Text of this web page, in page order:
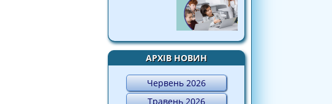
АРХІВ НОВИН
Червень 2026
Травень 2026